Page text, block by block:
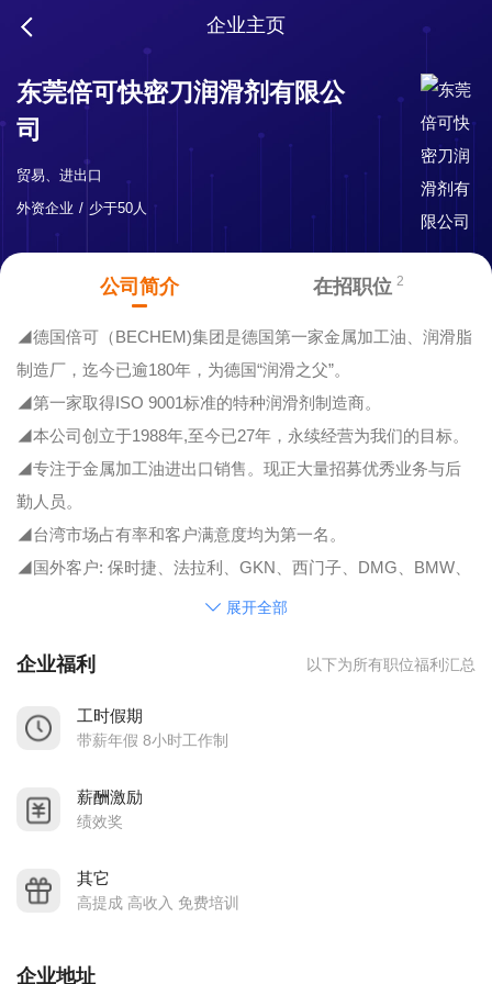
企业主页
东莞倍可快密刀润滑剂有限公
司
贸易、进出口
外资企业
少于50人
公司简介 在招职位 2
◢德国倍可（BECHEM)集团是德国第一家金属加工油、润滑脂
制造厂，迄今已逾180年，为德国“润滑之父”。
◢第一家取得ISO 9001标准的特种润滑剂制造商。
◢本公司创立于1988年,至今已27年，永续经营为我们的目标。
◢专注于金属加工油进出口销售。现正大量招募优秀业务与后
勤人员。
◢台湾市场占有率和客户满意度均为第一名。
◢国外客户: 保时捷、法拉利、GKN、西门子、DMG、BMW、
VW、GM、福特、波音...等。
口事业。
一级代理商。我们到致力于专业解决金属加工行业各种加工难
环境并增加效益。我们的策略不只是推荐适用的产品，并且提
供为每一个问题的解决之道，为客户提供专业的协助和建议。
展开全部
企业福利 以下为所有职位福利汇总
工时假期
带薪年假 8小时工作制
薪酬激励
绩效奖
其它
高提成 高收入 免费培训
企业地址